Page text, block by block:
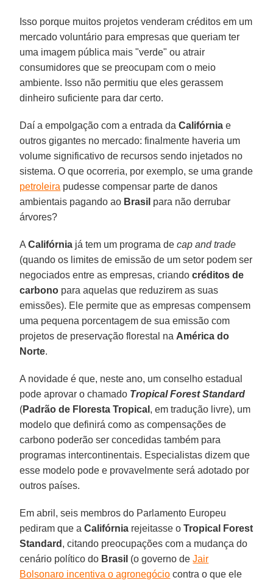
Isso porque muitos projetos venderam créditos em um
mercado voluntário para empresas que queriam ter
uma imagem pública mais "verde" ou atrair
consumidores que se preocupam com o meio
ambiente. Isso não permitiu que eles gerassem
dinheiro suficiente para dar certo.
Daí a empolgação com a entrada daCalifórnia e
outros gigantes no mercado: finalmente haveria um
volume significativo de recursos sendo injetados no
sistema. O que ocorreria, por exemplo, se uma grande
petroleira pudesse compensar parte de danos
ambientais pagando ao Brasil para não derrubar
árvores?
ACalifórnia já tem um programa decap and trade
(quando os limites de emissão de um setor podem ser
negociados entre as empresas, criandocréditos de
carbono para aquelas que reduzirem as suas
emissões). Ele permite que as empresas compensem
uma pequena porcentagem de sua emissão com
projetos de preservação florestal na América do
Norte.
A novidade é que, neste ano, um conselho estadual
pode aprovar o chamado Tropical Forest Standard
(Padrão de Floresta Tropical , em tradução livre), um
modelo que definirá como as compensações de
carbono poderão ser concedidas também para
programas intercontinentais. Especialistas dizem que
esse modelo pode e provavelmente será adotado por
outros países.
Em abril, seis membros do Parlamento Europeu
pediram que aCalifórnia rejeitasse oTropical Forest
Standard , citando preocupações com a mudança do
cenário político do Brasil (o governo deJair
Bolsonaro incentiva o agronegócio contra o que ele